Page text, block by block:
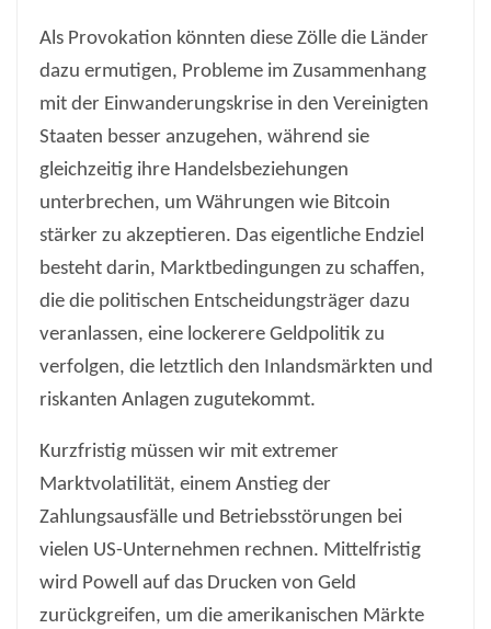
Als Provokation könnten diese Zölle die Länder
dazu ermutigen, Probleme im Zusammenhang
mit der Einwanderungskrise in den Vereinigten
Staaten besser anzugehen, während sie
gleichzeitig ihre Handelsbeziehungen
unterbrechen, um Währungen wie Bitcoin
stärker zu akzeptieren. Das eigentliche Endziel
besteht darin, Marktbedingungen zu schaffen,
die die politischen Entscheidungsträger dazu
veranlassen, eine lockerere Geldpolitik zu
verfolgen, die letztlich den Inlandsmärkten und
riskanten Anlagen zugutekommt.
Kurzfristig müssen wir mit extremer
Marktvolatilität, einem Anstieg der
Zahlungsausfälle und Betriebsstörungen bei
vielen US-Unternehmen rechnen. Mittelfristig
wird Powell auf das Drucken von Geld
zurückgreifen, um die amerikanischen Märkte